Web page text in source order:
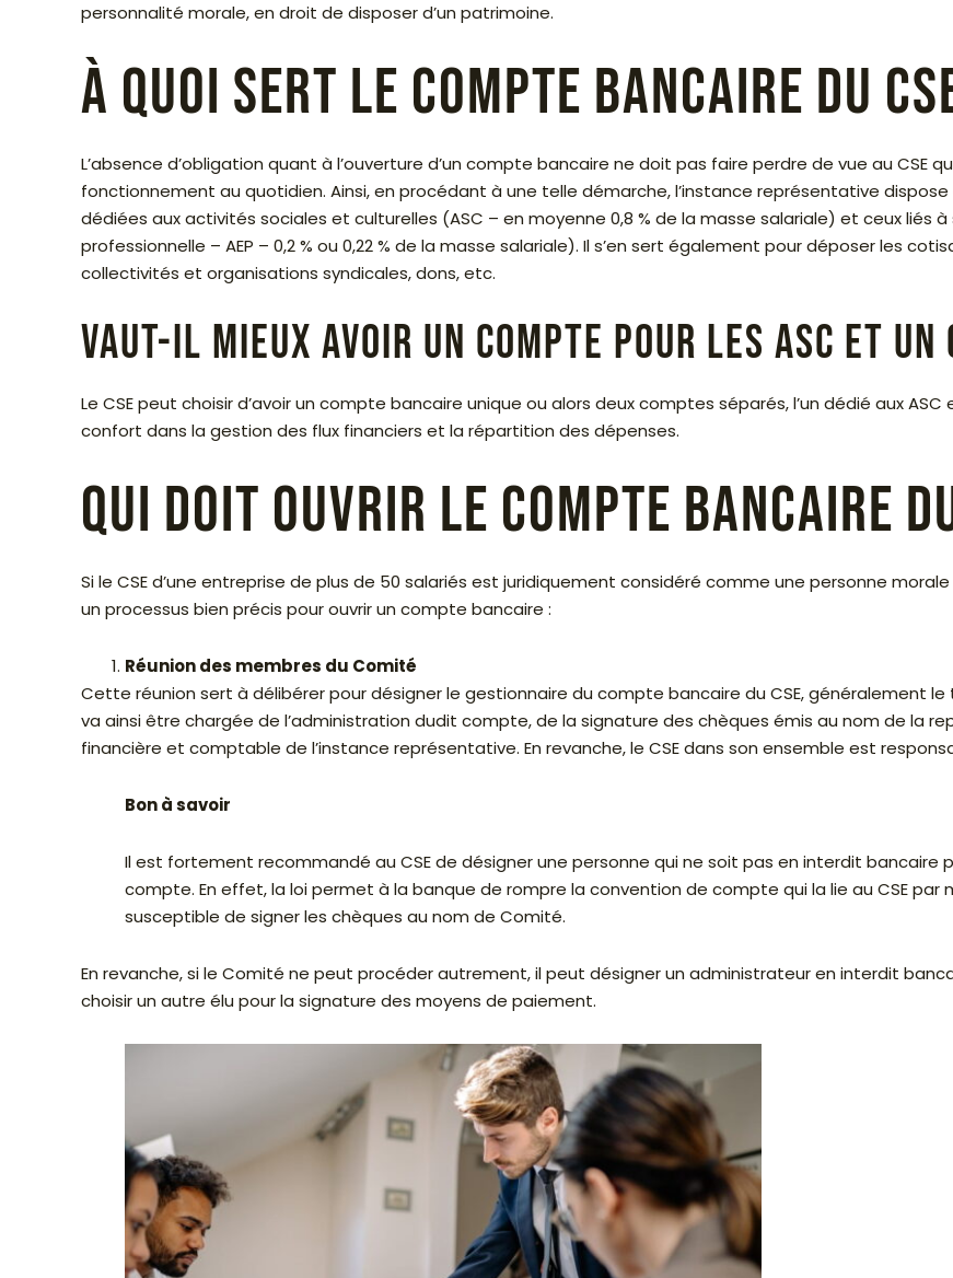
personnalité morale, en droit de disposer d’un patrimoine.
À quoi sert le compte bancaire du
L’absence d’obligation quant à l’ouverture d’un compte bancaire ne doit pas faire perdre de vue au CSE
fonctionnement au quotidien. Ainsi, en procédant à une telle démarche, l’instance représentative dispose
dédiées aux activités sociales et culturelles (ASC – en moyenne 0,8 % de la masse salariale) et ceux
professionnelle – AEP – 0,2 % ou 0,22 % de la masse salariale). Il s’en sert également pour déposer les
collectivités et organisations syndicales, dons, etc.
Vaut-il mieux avoir un compte pour les ASC et un
Le CSE peut choisir d’avoir un compte bancaire unique ou alors deux comptes séparés, l’un dédié aux
confort dans la gestion des flux financiers et la répartition des dépenses.
Qui doit ouvrir le compte bancaire du
Si le CSE d’une entreprise de plus de 50 salariés est juridiquement considéré comme une personne
un processus bien précis pour ouvrir un compte bancaire :
Réunion des membres du Comité
Cette réunion sert à délibérer pour désigner le gestionnaire du compte bancaire du CSE, généralement
va ainsi être chargée de l’administration dudit compte, de la signature des chèques émis au nom de la
financière et comptable de l’instance représentative. En revanche, le CSE dans son ensemble est
Bon à savoir
Il est fortement recommandé au CSE de désigner une personne qui ne soit pas en interdit bancaire
compte. En effet, la loi permet à la banque de rompre la convention de compte qui la lie au CSE par
susceptible de signer les chèques au nom de Comité.
En revanche, si le Comité ne peut procéder autrement, il peut désigner un administrateur en interdit
choisir un autre élu pour la signature des moyens de paiement.